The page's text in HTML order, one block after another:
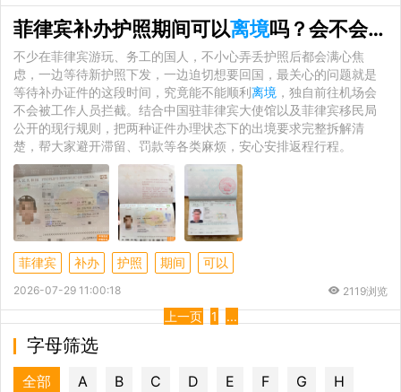
菲律宾补办护照期间可以离境吗？会不会被机场边检拦下
不少在菲律宾游玩、务工的国人，不小心弄丢护照后都会满心焦
虑，一边等待新护照下发，一边迫切想要回国，最关心的问题就是
等待补办证件的这段时间，究竟能不能顺利离境 ，独自前往机场会
不会被工作人员拦截。结合中国驻菲律宾大使馆以及菲律宾移民局
公开的现行规则，把两种证件办理状态下的出境要求完整拆解清
楚，帮大家避开滞留、罚款等各类麻烦，安心安排返程行程。
菲律宾 补办 护照 期间 可以
2026-07-29 11:00:18 2119浏览
上一页 1 ...
字母筛选
全部 A B C D E F G H